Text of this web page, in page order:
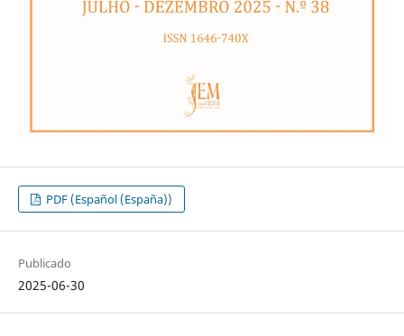
PDF (Español (España))
Publicado
2025-06-30